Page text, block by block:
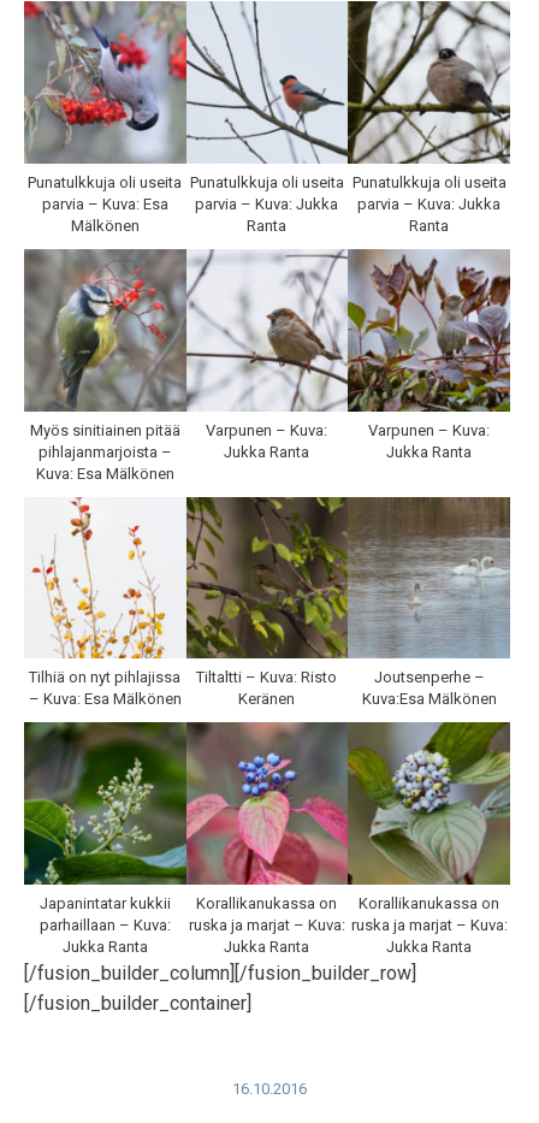
Punatulkkuja oli useita
parvia – Kuva: Esa
Mälkönen
Punatulkkuja oli useita
parvia – Kuva: Jukka
Ranta
Punatulkkuja oli useita
parvia – Kuva: Jukka
Ranta
Myös sinitiainen pitää
pihlajanmarjoista –
Kuva: Esa Mälkönen
Varpunen – Kuva:
Jukka Ranta
Varpunen – Kuva:
Jukka Ranta
Tilhiä on nyt pihlajissa
– Kuva: Esa Mälkönen
Tiltaltti – Kuva: Risto
Keränen
Joutsenperhe –
Kuva:Esa Mälkönen
Japanintatar kukkii
parhaillaan – Kuva:
Jukka Ranta
Korallikanukassa on
ruska ja marjat – Kuva:
Jukka Ranta
Korallikanukassa on
ruska ja marjat – Kuva:
Jukka Ranta
[/fusion_builder_column][/fusion_builder_row]
[/fusion_builder_container]
16.10.2016